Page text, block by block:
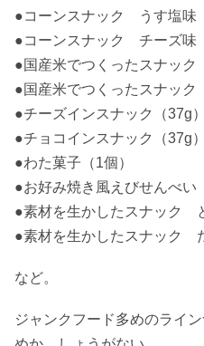
●コーンスナック うす塩味
●コーンスナック チーズ味
●国産米でつくったスナック
●国産米でつくったスナック
●チーズインスナック（37g）
●チョコインスナック（37g）
●わた菓子（1個）
●お好み焼き風えびせんべい
●素材を生かしたスナック
●素材を生かしたスナック
など。
ジャンクフード多めのライ